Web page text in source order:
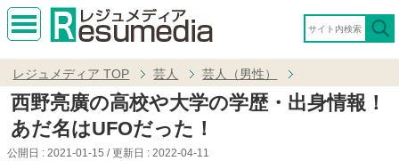
MEN
レジュメディア TOP 芸人 芸人（男性）
西野亮廣の高校や大学の学歴・出身情報！
あだ名はUFOだった！
公開日 : 2021-01-15 / 更新日 : 2022-04-11